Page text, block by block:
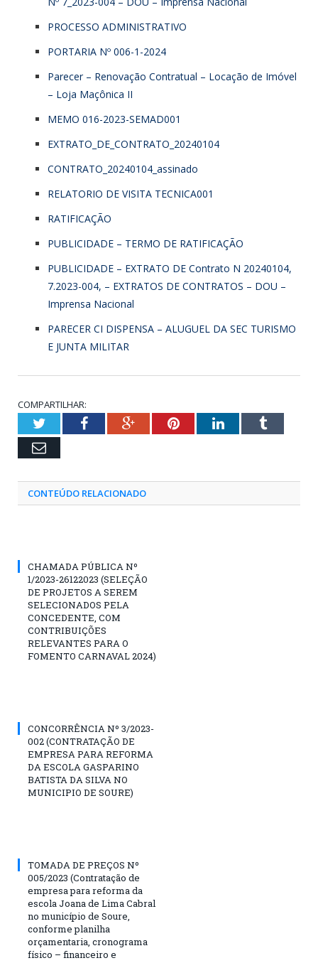
PROCESSO ADMINISTRATIVO
PORTARIA Nº 006-1-2024
Parecer – Renovação Contratual – Locação de Imóvel
– Loja Maçônica II
MEMO 016-2023-SEMAD001
EXTRATO_DE_CONTRATO_20240104
CONTRATO_20240104_assinado
RELATORIO DE VISITA TECNICA001
RATIFICAÇÃO
PUBLICIDADE – TERMO DE RATIFICAÇÃO
PUBLICIDADE – EXTRATO DE Contrato N 20240104,
7.2023-004, – EXTRATOS DE CONTRATOS – DOU –
Imprensa Nacional
PARECER CI DISPENSA – ALUGUEL DA SEC TURISMO
E JUNTA MILITAR
COMPARTILHAR:
TwitterFacebookGoogle+PinterestLinkedInTumblr
Email
CONTEÚDO RELACIONADO
CHAMADA PÚBLICA Nº
1/2023-26122023 (SELEÇÃO
DE PROJETOS A SEREM
SELECIONADOS PELA
CONCEDENTE, COM
CONTRIBUIÇÕES
RELEVANTES PARA O
FOMENTO CARNAVAL 2024)
CONCORRÊNCIA Nº 3/2023-
002 (CONTRATAÇÃO DE
EMPRESA PARA REFORMA
DA ESCOLA GASPARINO
BATISTA DA SILVA NO
MUNICIPIO DE SOURE)
TOMADA DE PREÇOS Nº
005/2023 (Contratação de
empresa para reforma da
escola Joana de Lima Cabral
no município de Soure,
conforme planilha
orçamentaria, cronograma
físico – financeiro e